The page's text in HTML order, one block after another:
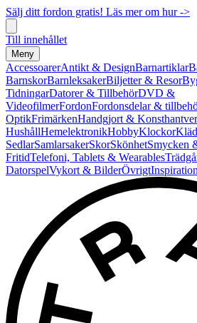
Sälj ditt fordon gratis! Läs mer om hur ->
Till innehållet
Meny
AccessoarerAntikt & DesignBarnartiklar
BarnskorBarnleksakerBiljetter & Resor
TidningarDatorer & TillbehörDVD &
VideofilmerFordonFordonsdelar &
OptikFrimärkenHandgjort &
HushållHemelektronikHobbyKlockor
SedlarSamlarsakerSkorSkönhetSmycken
FritidTelefoni, Tablets & Wearables
DatorspelVykort & BilderÖvrigtInspiration